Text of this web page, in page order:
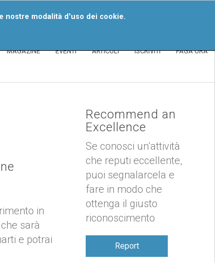
nostre modalità d'uso dei cookie.
MAGAZINE EVENTI ARTICOLI ISCRIVITI PAGA ORA
in
sarà
e potrai
Recommend an
Excellence
Se conosci un’attività
che reputi eccellente,
puoi segnalarcela e
fare in modo che
ottenga il giusto
riconoscimento
Report